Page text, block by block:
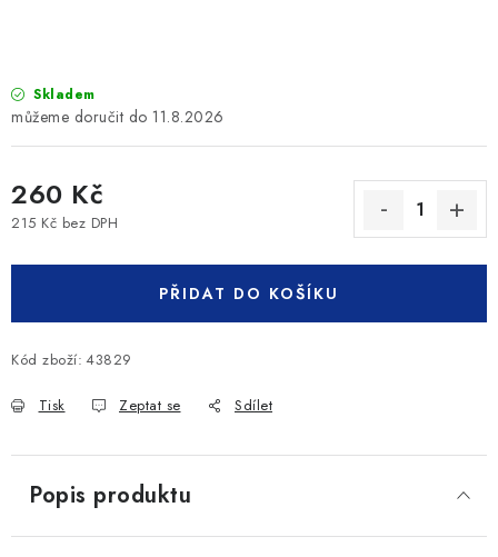
Skladem
11.8.2026
260 Kč
215 Kč bez DPH
PŘIDAT DO KOŠÍKU
Kód zboží: 43829
Tisk Zeptat se Sdílet
Popis produktu